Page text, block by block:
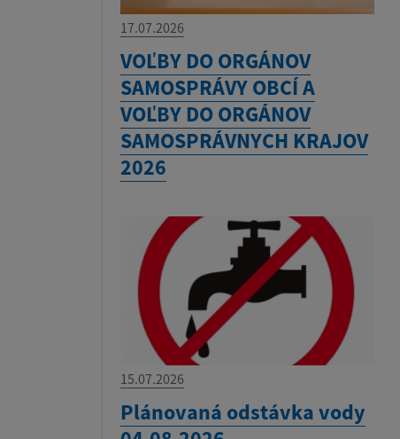
17.07.2026
VOĽBY DO ORGÁNOV
SAMOSPRÁVY OBCÍ A
VOĽBY DO ORGÁNOV
SAMOSPRÁVNYCH KRAJOV
2026
15.07.2026
Plánovaná odstávka vody